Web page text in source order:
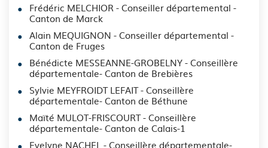
Frédéric MELCHIOR - Conseiller départemental -
Canton de Marck
Alain MEQUIGNON - Conseiller départemental -
Canton de Fruges
Bénédicte MESSEANNE-GROBELNY - Conseillère
départementale- Canton de Brebières
Sylvie MEYFROIDT LEFAIT - Conseillère
départementale- Canton de Béthune
Maïté MULOT-FRISCOURT - Conseillère
départementale- Canton de Calais-1
Evelyne NACHEL - Conseillère départementale-